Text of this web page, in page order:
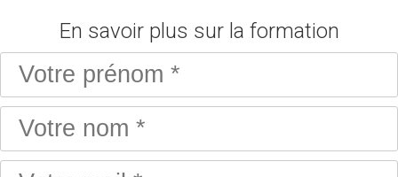
En savoir plus sur la formation